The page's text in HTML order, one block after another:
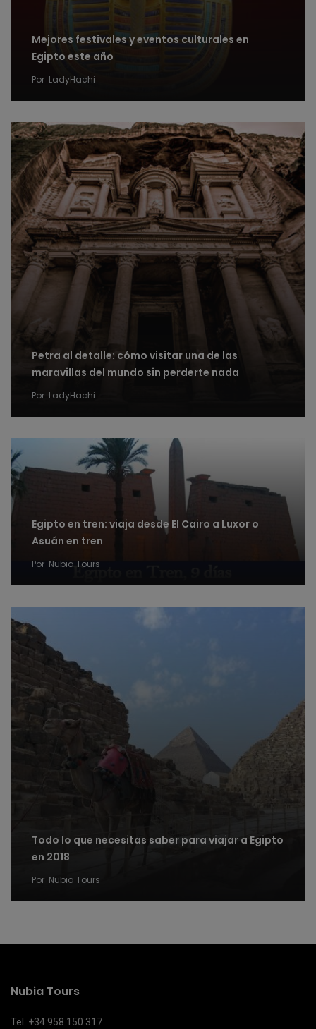
Mejores festivales y eventos culturales en
Egipto este año
Por LadyHachi
Petra al detalle: cómo visitar una de las
maravillas del mundo sin perderte nada
Por LadyHachi
Egipto en tren: viaja desde El Cairo a Luxor o
Asuán en tren
Por Nubia Tours
Todo lo que necesitas saber para viajar a Egipto
en 2018
Por Nubia Tours
Nubia Tours
Tel. +34 958 150 317